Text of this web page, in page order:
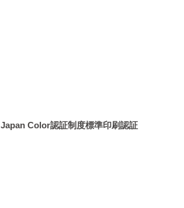
Japan Color認証制度標準印刷認証